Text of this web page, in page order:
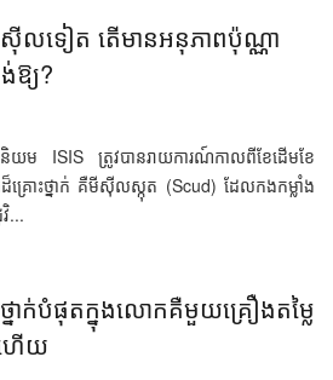
ស៊ីល​ទៀត​ ​តើ​មាន​អនុភាព​ប៉ុណ្ណា​
ឱ្យ?
ល​និយម​ ISIS ​ត្រូវ​បាន​រាយការណ៍​​កាល​ពី​ខែ​ដើម​ខែ​
ដ៏​គ្រោះថ្នាក់​ គឺ​មីស៊ីល​​ស្កុត​ (Scud) ដែល​កង​កម្លាំង​
...
នាក់​បំផុត​ក្នុង​លោក​​​គឺ​មួយ​គ្រឿង​តម្លៃ​
ហើយ​​